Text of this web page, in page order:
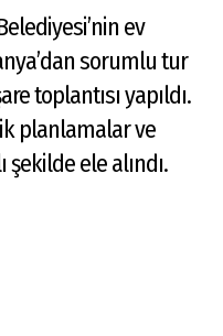
ev
sorumlu tur
toplantısı yapıldı.
planlamalar ve
ele alındı.